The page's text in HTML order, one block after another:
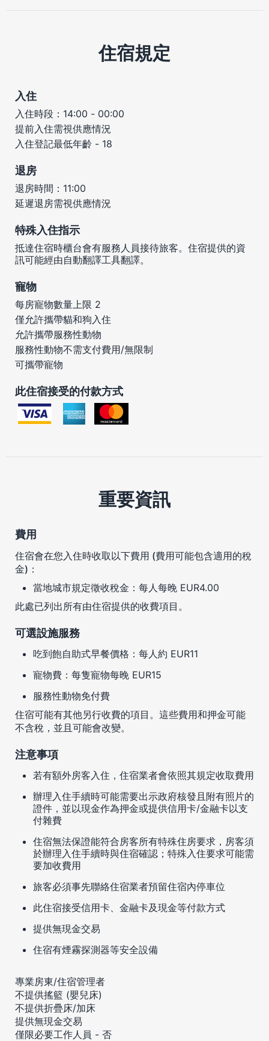
住宿規定
入住
入住時段：14:00 - 00:00
提前入住需視供應情況
入住登記最低年齡 - 18
退房
退房時間：11:00
延遲退房需視供應情況
特殊入住指示
抵達住宿時櫃台會有服務人員接待旅客。住宿提供的資
訊可能經由自動翻譯工具翻譯。
寵物
每房寵物數量上限 2
僅允許攜帶貓和狗入住
允許攜帶服務性動物
服務性動物不需支付費用/無限制
可攜帶寵物
此住宿接受的付款方式
重要資訊
費用
住宿會在您入住時收取以下費用 (費用可能包含適用的稅
金)：
當地城市規定徵收稅金：每人每晚 EUR4.00
此處已列出所有由住宿提供的收費項目。
可選設施服務
吃到飽自助式早餐價格：每人約 EUR11
寵物費：每隻寵物每晚 EUR15
服務性動物免付費
住宿可能有其他另行收費的項目。這些費用和押金可能
不含稅，並且可能會改變。
注意事項
若有額外房客入住，住宿業者會依照其規定收取費用
辦理入住手續時可能需要出示政府核發且附有照片的
證件，並以現金作為押金或提供信用卡/金融卡以支
付雜費
住宿無法保證能符合房客所有特殊住房要求，房客須
於辦理入住手續時與住宿確認；特殊入住要求可能需
要加收費用
旅客必須事先聯絡住宿業者預留住宿內停車位
此住宿接受信用卡、金融卡及現金等付款方式
提供無現金交易
住宿有煙霧探測器等安全設備
專業房東/住宿管理者
不提供搖籃 (嬰兒床)
不提供折疊床/加床
提供無現金交易
僅限必要工作人員 - 否